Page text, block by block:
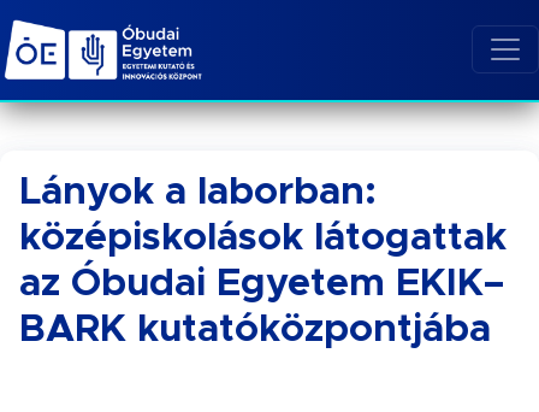
Lányok a laborban:
középiskolások látogattak
az Óbudai Egyetem EKIK–
BARK kutatóközpontjába